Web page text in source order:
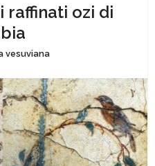
raffinati ozi di
vesuviana